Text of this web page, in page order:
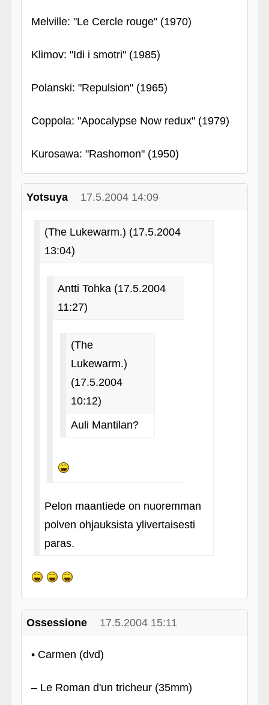
Melville: "Le Cercle rouge" (1970)
Klimov: "Idi i smotri" (1985)
Polanski: "Repulsion" (1965)
Coppola: "Apocalypse Now redux" (1979)
Kurosawa: "Rashomon" (1950)
Yotsuya 17.5.2004 14:09
(The Lukewarm.) (17.5.2004
13:04)
Antti Tohka (17.5.2004
11:27)
(The
Lukewarm.)
(17.5.2004
10:12)
Auli Mantilan?
Pelon maantiede on nuoremman
polven ohjauksista ylivertaisesti
paras.
Ossessione 17.5.2004 15:11
• Carmen (dvd)
– Le Roman d'un tricheur (35mm)